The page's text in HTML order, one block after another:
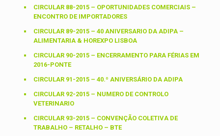
CIRCULAR 88-2015 – OPORTUNIDADES COMERCIAIS –
ENCONTRO DE IMPORTADORES
CIRCULAR 89-2015 – 40 ANIVERSARIO DA ADIPA –
ALIMENTARIA & HOREXPO LISBOA
CIRCULAR 90-2015 – ENCERRAMENTO PARA FÉRIAS EM
2016-PONTE
CIRCULAR 91-2015 – 40.º ANIVERSÁRIO DA ADIPA
CIRCULAR 92-2015 – NUMERO DE CONTROLO
VETERINARIO
CIRCULAR 93-2015 – CONVENÇÃO COLETIVA DE
TRABALHO – RETALHO – BTE